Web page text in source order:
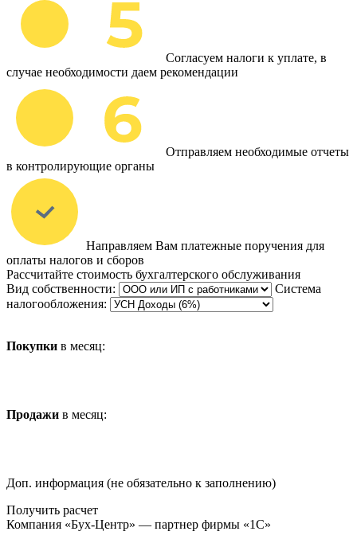
Согласуем налоги к уплате, в
случае необходимости даем рекомендации
Отправляем необходимые отчеты
в контролирующие органы
Направляем Вам платежные поручения для
оплаты налогов и сборов
Рассчитайте стоимость бухгалтерского обслуживания
Вид собственности:
Система
налогообложения:
Покупки в месяц:
Продажи в месяц:
Доп. информация (не обязательно к заполнению)
Получить расчет
Компания «Бух-Центр» — партнер фирмы «1С»